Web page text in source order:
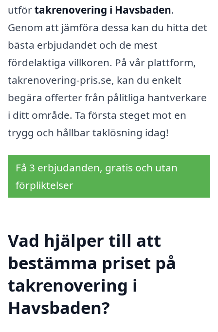
utförtakrenovering i Havsbaden.
Genom att jämföra dessa kan du hitta det
bästa erbjudandet och de mest
fördelaktiga villkoren. På vår plattform,
takrenovering-pris.se, kan du enkelt
begära offerter från pålitliga hantverkare
i ditt område. Ta första steget mot en
trygg och hållbar taklösning idag!
Få 3 erbjudanden, gratis och utan
förpliktelser
Vad hjälper till att
bestämma priset på
takrenovering i
Havsbaden?